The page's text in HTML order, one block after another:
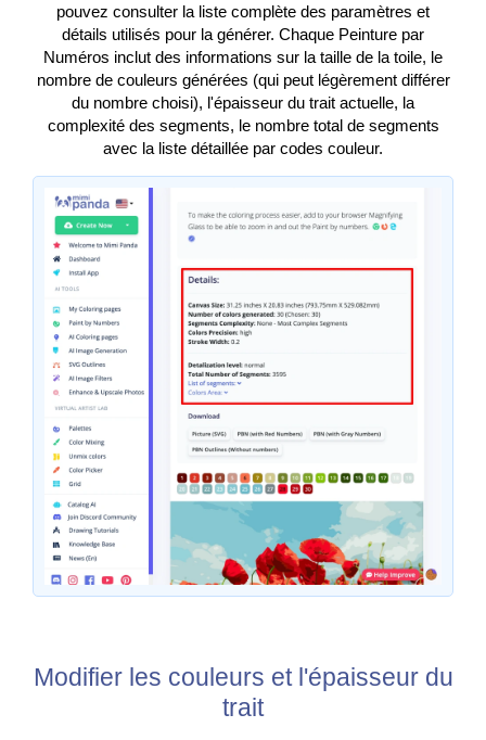
pouvez consulter la liste complète des paramètres et
détails utilisés pour la générer. Chaque Peinture par
Numéros inclut des informations sur la taille de la toile, le
nombre de couleurs générées (qui peut légèrement différer
du nombre choisi), l'épaisseur du trait actuelle, la
complexité des segments, le nombre total de segments
avec la liste détaillée par codes couleur.
Modifier les couleurs et l'épaisseur du
trait